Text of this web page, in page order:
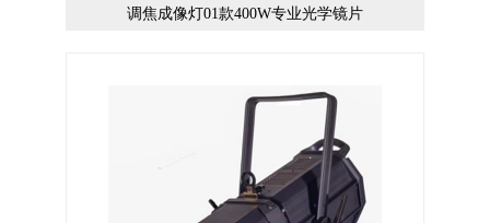
调焦成像灯01款400W专业光学镜片